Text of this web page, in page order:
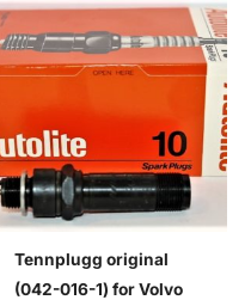
Tennplugg original
(042-016-1) for Volvo